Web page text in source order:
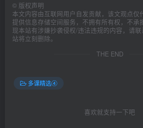
© 版权声明
本文内容由互联网用户自发贡献，该文观点仅
提供信息存储空间服务，不拥有所有权，不承
现本站有涉嫌抄袭侵权/违法违规的内容，请
站将立刻删除。
THE END
多课精选④
喜欢就支持一下吧